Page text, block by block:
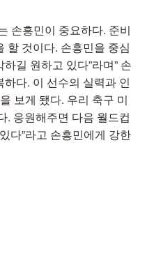
손흥민이 중요하다. 준비
할 것이다. 손흥민을 중심
길 원하고 있다”라며” 손
다. 이 선수의 실력과 인
보게 됐다. 우리 축구 미
. 응원해주면 다음 월드컵
다”라고 손흥민에게 강한